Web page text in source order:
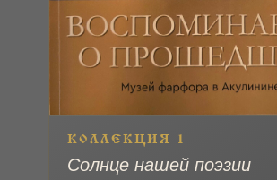
КОЛЛЕКЦИЯ 1
Солнце нашей поэзии